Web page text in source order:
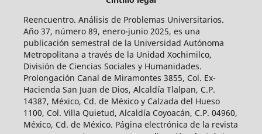
Reencuentro. Análisis de Problemas Universitarios.
Año 37, número 89, enero-junio 2025, es una
publicación semestral de la Universidad Autónoma
Metropolitana a través de la Unidad Xochimilco,
División de Ciencias Sociales y Humanidades.
Prolongación Canal de Miramontes 3855, Col. Ex-
Hacienda San Juan de Dios, Alcaldía Tlalpan, C.P.
14387, México, Cd. de México y Calzada del Hueso
1100, Col. Villa Quietud, Alcaldía Coyoacán, C.P. 04960,
México, Cd. de México. Página electrónica de la revista